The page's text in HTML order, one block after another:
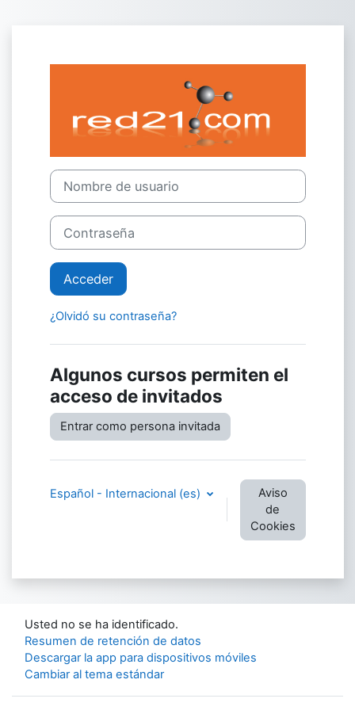
Entrar a
Nombre de usuario
Contraseña
Acceder
¿Olvidó su contraseña?
Algunos cursos permiten el
acceso de invitados
Entrar como persona invitada
Español - Internacional ‎(es)‎
Aviso
de
Cookies
Usted no se ha identificado.
Resumen de retención de datos
Descargar la app para dispositivos móviles
Cambiar al tema estándar